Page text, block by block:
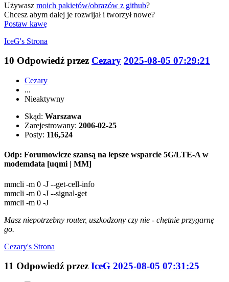
Używasz moich pakietów/obrazów z github?
Chcesz abym dalej je rozwijał i tworzył nowe?
Postaw kawę
IceG's Strona
10 Odpowiedź przez Cezary 2025-08-05 07:29:21
Cezary
...
Nieaktywny
Skąd: Warszawa
Zarejestrowany: 2006-02-25
Posty: 116,524
Odp: Forumowicze szansą na lepsze wsparcie 5G/LTE-A w
modemdata [uqmi | MM]
mmcli -m 0 -J --get-cell-info
mmcli -m 0 -J --signal-get
mmcli -m 0 -J
Masz niepotrzebny router, uszkodzony czy nie - chętnie przygarnę
go.
Cezary's Strona
11 Odpowiedź przez IceG 2025-08-05 07:31:25